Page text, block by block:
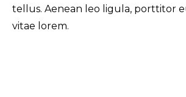
tellus. Aenean leo ligula, porttitor
vitae lorem.